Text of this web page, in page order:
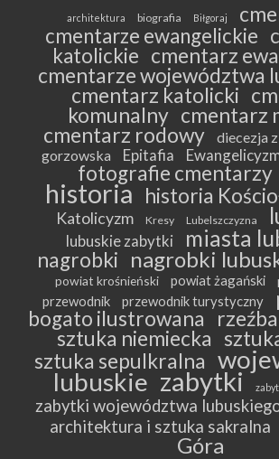
architektura biografia Biłgoraj
cmentarze ewangelickie
katolickie cmentarz
cmentarze województwa
cmentarz katolicki
komunalny cmentarz
cmentarz rodowy
diecezja
gorzowska
Epitafia
fotografie cmentarzy
historia historia
Katolicyzm Kresy Lubelszczyzna
lubuskie zabytki miasta
nagrobki nagrobki
powiat krośnieński powiat żagański
przewodnik przewodnik turystyczny
bogato ilustrowana
sztuka niemiecka
sztuka sepulkralna
lubuskie zabytki
zabytki województwa
architektura i sztuka sakralna
Góra